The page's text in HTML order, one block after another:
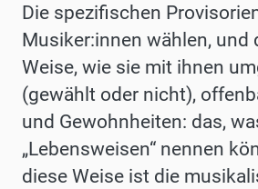
Die spezifischen
Musiker:innen wählen, und
Weise, wie sie mit ihnen
(gewählt oder nicht),
und Gewohnheiten: das,
„Lebensweisen“ nennen
diese Weise ist die